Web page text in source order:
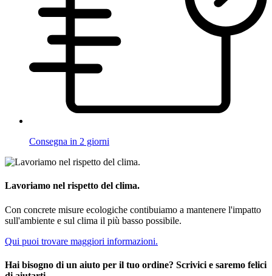
Consegna in 2 giorni
Lavoriamo nel rispetto del clima.
Con concrete misure ecologiche contibuiamo a mantenere l'impatto
sull'ambiente e sul clima il più basso possibile.
Qui puoi trovare maggiori informazioni.
Hai bisogno di un aiuto per il tuo ordine? Scrivici e saremo felici